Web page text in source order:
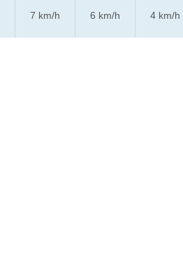
7 km/h
6 km/h
4 km/h